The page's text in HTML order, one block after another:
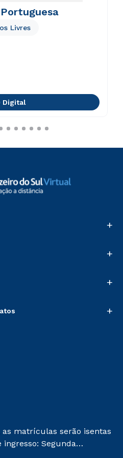
Livres
Digital
+
+
+
+
as matrículas serão isentas
Segunda